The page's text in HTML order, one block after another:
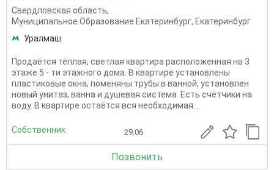
Свердловская область,
Муниципальное Образование Екатеринбург, Екатеринбург
Уралмаш
Продаётся тёплая, светлая квартира расположенная на 3
этаже 5 - ти этажного дома. В квартире установлены
пластиковые окна, поменяны трубы в ванной, установлен
новый унитаз, ванна и душевая система. Есть счётчики на
воду. В квартире остаётся вся необходимая...
Собственник 29.06
Позвонить